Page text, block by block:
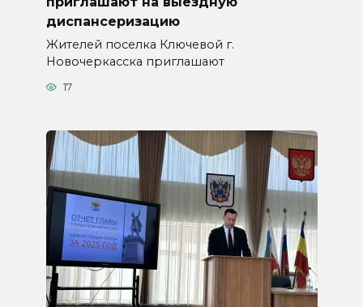
диспансеризацию
Жителей поселка Ключевой г.
Новочеркасска приглашают
17